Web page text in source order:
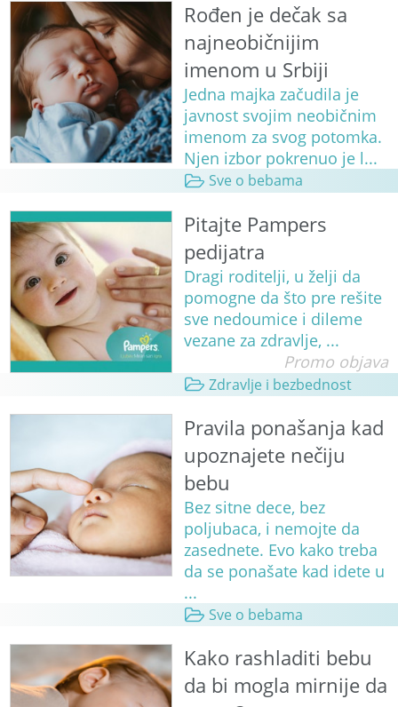
Rođen je dečak sa
najneobičnijim
imenom u Srbiji
Jedna majka začudila je
javnost svojim neobičnim
imenom za svog potomka.
Njen izbor pokrenuo je l...
Sve o bebama
Pitajte Pampers
pedijatra
Dragi roditelji, u želji da
pomogne da što pre rešite
sve nedoumice i dileme
vezane za zdravlje, ...
Promo objava
Zdravlje i bezbednost
Pravila ponašanja kad
upoznajete nečiju
bebu
Bez sitne dece, bez
poljubaca, i nemojte da
zasednete. Evo kako treba
da se ponašate kad idete u
...
Sve o bebama
Kako rashladiti bebu
da bi mogla mirnije da